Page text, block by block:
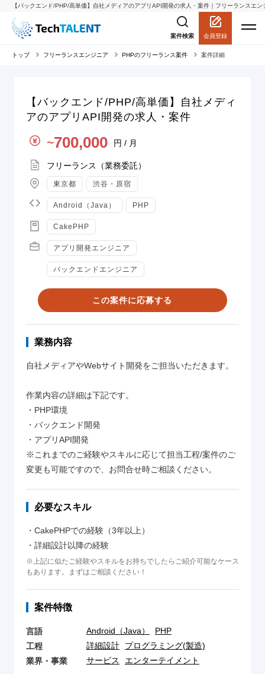
【バックエンド/PHP/高単価】自社メディアのアプリAPI開発の求人・案件｜フリーランスエ
案件検索 会員登録
トップ フリーランスエンジニア PHPのフリーランス案件 案件詳細
【バックエンド/PHP/高単価】自社メディ
アのアプリAPI開発の求人・案件
単価
〜700,000 円 / 月
地域
東京都 渋谷・原宿
フリーランス（業務委託）
言語
Android（Java） PHP
スキル
CakePHP
職種
アプリ開発エンジニア
バックエンドエンジニア
この案件に応募する
業務内容
自社メディアやWebサイト開発をご担当いただきます。
作業内容の詳細は下記です。
・PHP環境
・バックエンド開発
・アプリAPI開発
※これまでのご経験やスキルに応じて担当工程/案件のご
変更も可能ですので、お問合せ時ご相談ください。
必要なスキル
・CakePHPでの経験（3年以上）
・詳細設計以降の経験
※上記に似たご経験やスキルをお持ちでしたらご紹介可能なケース
もあります。まずはご相談ください！
案件特徴
言語 Android（Java）
PHP
工程
詳細設計
プログラミング(製造)
業界・事業
サービス エンターテイメント